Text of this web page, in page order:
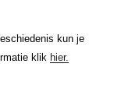
kun je
klik hier.